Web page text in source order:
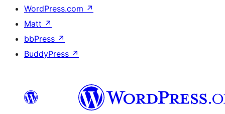
WordPress.com ↗
Matt ↗
bbPress ↗
BuddyPress ↗